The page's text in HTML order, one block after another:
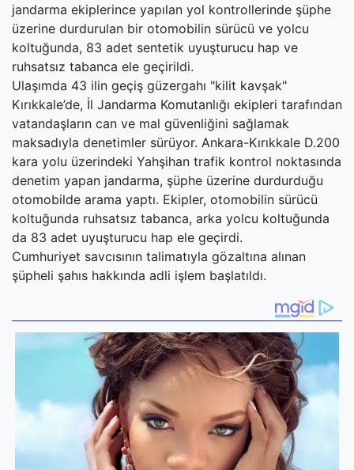
jandarma ekiplerince yapılan yol kontrollerinde şüphe
üzerine durdurulan bir otomobilin sürücü ve yolcu
koltuğunda, 83 adet sentetik uyuşturucu hap ve
ruhsatsız tabanca ele geçirildi.
Ulaşımda 43 ilin geçiş güzergahı "kilit kavşak"
Kırıkkale’de, İl Jandarma Komutanlığı ekipleri tarafından
vatandaşların can ve mal güvenliğini sağlamak
maksadıyla denetimler sürüyor. Ankara-Kırıkkale D.200
kara yolu üzerindeki Yahşihan trafik kontrol noktasında
denetim yapan jandarma, şüphe üzerine durdurduğu
otomobilde arama yaptı. Ekipler, otomobilin sürücü
koltuğunda ruhsatsız tabanca, arka yolcu koltuğunda
da 83 adet uyuşturucu hap ele geçirdi.
Cumhuriyet savcısının talimatıyla gözaltına alınan
şüpheli şahıs hakkında adli işlem başlatıldı.